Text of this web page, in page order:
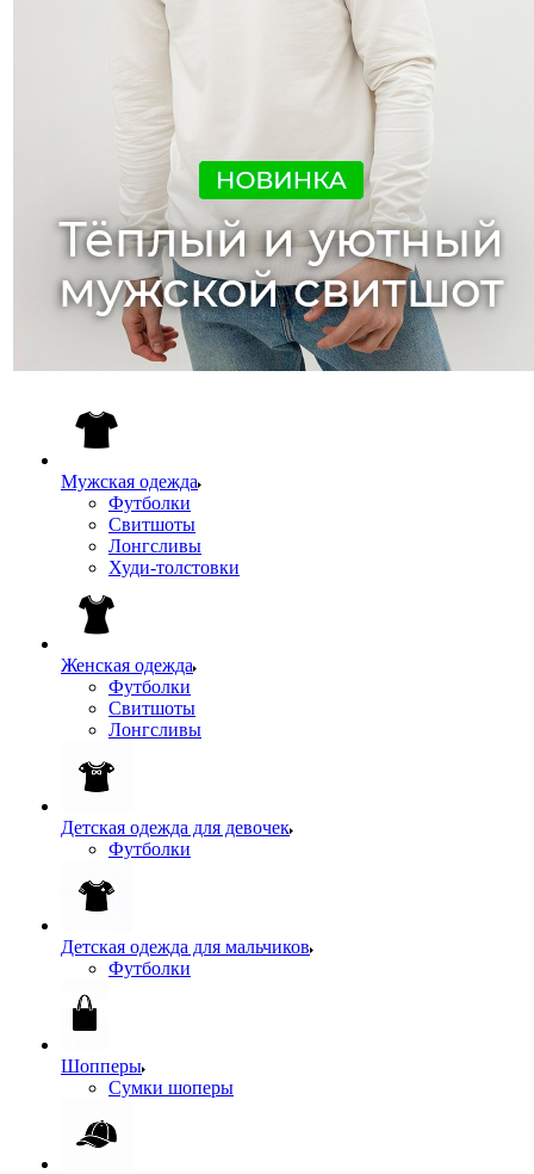
Мужская одежда
Футболки
Свитшоты
Лонгсливы
Худи-толстовки
Женская одежда
Футболки
Свитшоты
Лонгсливы
Детская одежда для девочек
Футболки
Детская одежда для мальчиков
Футболки
Шопперы
Сумки шоперы